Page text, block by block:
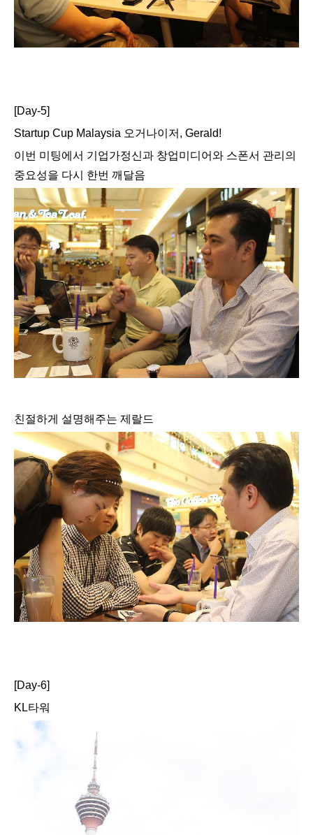
[Day-5]
Startup Cup Malaysia 오거나이저, Gerald!
이번 미팅에서 기업가정신과 창업미디어와 스폰서 관리의
중요성을 다시 한번 깨달음
친절하게 설명해주는 제랄드
[Day-6]
KL타워